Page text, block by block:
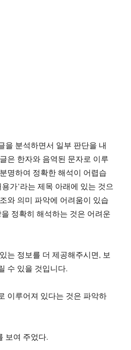
을 분석하면서 일부 판단을 내
은 한자와 음역된 문자로 이루
명하여 정확한 해석이 어렵습
가’라는 제목 아래에 있는 것으
와 의미 파악에 어려움이 있습
정확히 해석하는 것은 어려운
는 정보를 더 제공해주시면, 보
수 있을 것입니다.
이루어져 있다는 것은 파악하
보여 주었다.